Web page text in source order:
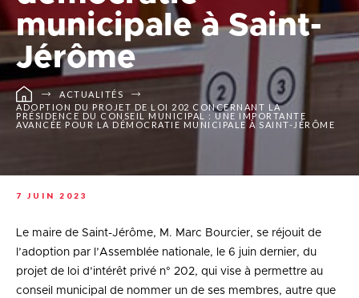
municipale à Saint-
Jérôme
ACTUALITÉS
ADOPTION DU PROJET DE LOI 202 CONCERNANT LA
PRÉSIDENCE DU CONSEIL MUNICIPAL : UNE IMPORTANTE
AVANCÉE POUR LA DÉMOCRATIE MUNICIPALE À SAINT-JÉRÔME
7 JUIN 2023
Le maire de Saint-Jérôme, M. Marc Bourcier, se réjouit de
l’adoption par l’Assemblée nationale, le 6 juin dernier, du
projet de loi d’intérêt privé n° 202, qui vise à permettre au
conseil municipal de nommer un de ses membres, autre que